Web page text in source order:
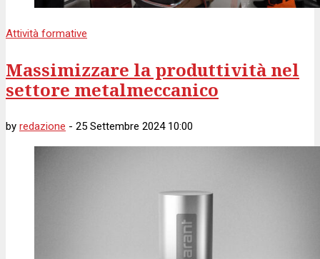
Attività formative
Massimizzare la produttività nel
settore metalmeccanico
by redazione - 25 Settembre 2024 10:00